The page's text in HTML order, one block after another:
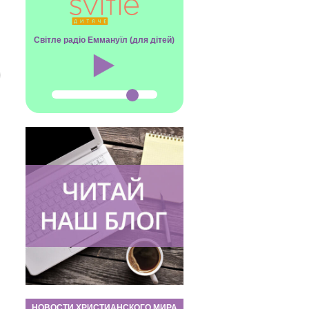
Світле радіо Еммануїл (для дітей)